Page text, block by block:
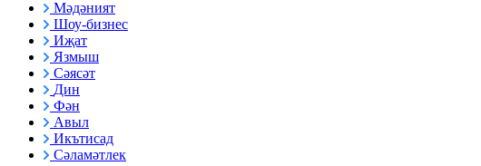
Мәдәният
Шоу-бизнес
Иҗат
Язмыш
Сәясәт
Дин
Фән
Авыл
Икътисад
Сәламәтлек